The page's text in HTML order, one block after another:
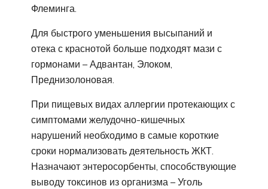
Флеминга.
Для быстрого уменьшения высыпаний и
отека с краснотой больше подходят мази с
гормонами – Адвантан, Элоком,
Преднизолоновая.
При пищевых видах аллергии протекающих с
симптомами желудочно-кишечных
нарушений необходимо в самые короткие
сроки нормализовать деятельность ЖКТ.
Назначают энтеросорбенты, способствующие
выводу токсинов из организма – Уголь